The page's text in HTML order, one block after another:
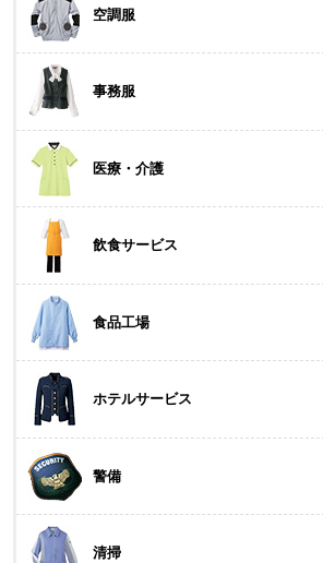
空調服
事務服
医療・介護
飲食サービス
食品工場
ホテルサービス
警備
清掃